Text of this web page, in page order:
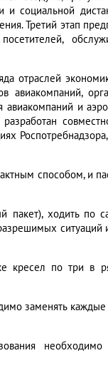
и социальной
Третий этап
отраслей
авиакомпаний,
авиакомпаний и
разработан
способом, и
пакет), ходить по
ситуаций
кресел по три в
заменять каждые
необходимо